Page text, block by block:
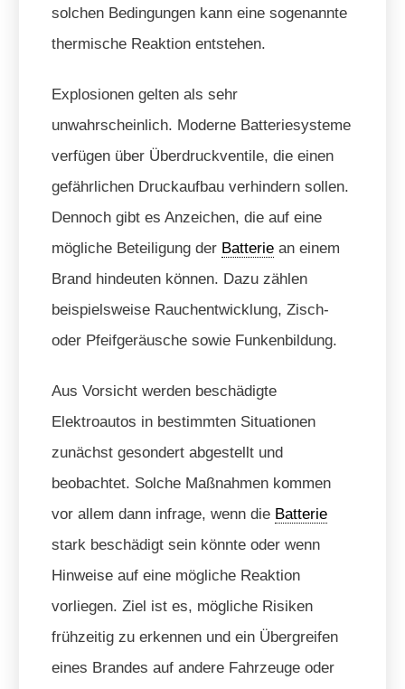
solchen Bedingungen kann eine sogenannte
thermische Reaktion entstehen.
Explosionen gelten als sehr
unwahrscheinlich. Moderne Batteriesysteme
verfügen über Überdruckventile, die einen
gefährlichen Druckaufbau verhindern sollen.
Dennoch gibt es Anzeichen, die auf eine
mögliche Beteiligung der Batterie an einem
Brand hindeuten können. Dazu zählen
beispielsweise Rauchentwicklung, Zisch-
oder Pfeifgeräusche sowie Funkenbildung.
Aus Vorsicht werden beschädigte
Elektroautos in bestimmten Situationen
zunächst gesondert abgestellt und
beobachtet. Solche Maßnahmen kommen
vor allem dann infrage, wenn die Batterie
stark beschädigt sein könnte oder wenn
Hinweise auf eine mögliche Reaktion
vorliegen. Ziel ist es, mögliche Risiken
frühzeitig zu erkennen und ein Übergreifen
eines Brandes auf andere Fahrzeuge oder